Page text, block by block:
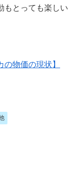
もとっても楽しい
物価の現状】